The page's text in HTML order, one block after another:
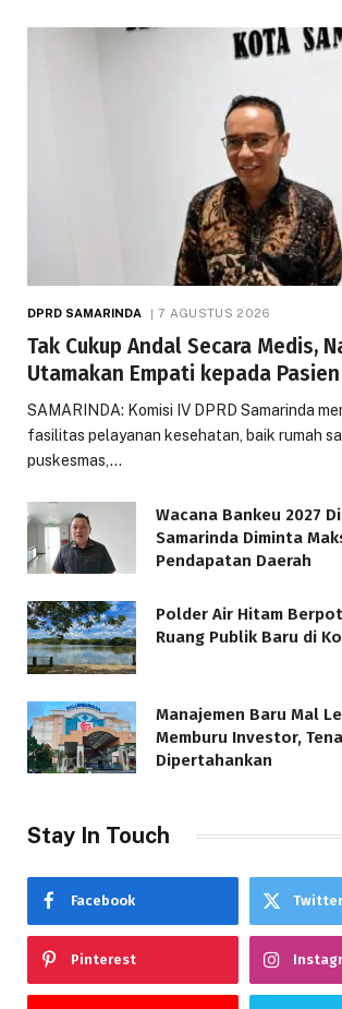
DPRD SAMARINDA 7 AGUSTUS 2026
Tak Cukup Andal Secara Medis,
Utamakan Empati kepada Pasien
SAMARINDA: Komisi IV DPRD Samarinda
fasilitas pelayanan kesehatan, baik rumah
puskesmas,…
Wacana Bankeu 2027
Samarinda Diminta
Pendapatan Daerah
Polder Air Hitam
Ruang Publik Baru di
Manajemen Baru Mal
Memburu Investor,
Dipertahankan
Stay In Touch
Facebook Twitter
Pinterest